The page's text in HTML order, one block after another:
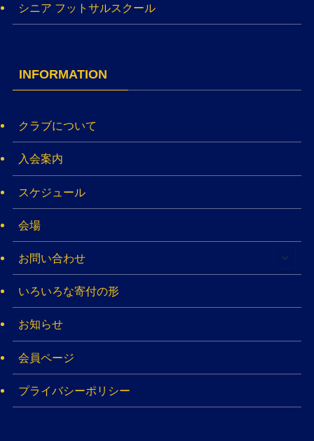
シニア フットサルスクール
INFORMATION
クラブについて
入会案内
スケジュール
会場
お問い合わせ
いろいろな寄付の形
お知らせ
会員ページ
プライバシーポリシー